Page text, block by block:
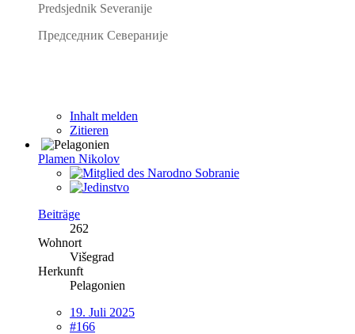
Predsjednik Severanije
Председник Севераније
Inhalt melden
Zitieren
Plamen Nikolov
Beiträge
262
Wohnort
Višegrad
Herkunft
Pelagonien
19. Juli 2025
#166